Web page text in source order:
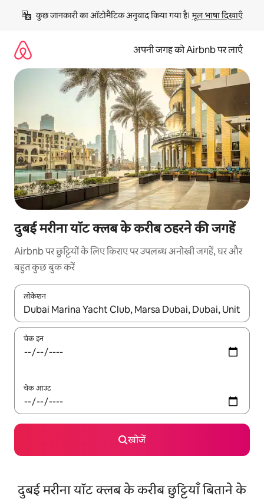
छोड़कर
कॉन्टेंट
कुछ जानकारी का ऑटोमैटिक अनुवाद किया गया है। मूल भाषा दिखाएँ
अपनी जगह को Airbnb पर लाएँ
दुबई मरीना यॉट क्लब के करीब ठहरने की जगहें
Airbnb पर छुट्टियों के लिए किराए पर उपलब्ध अनोखी जगहें, घर और
बहुत कुछ बुक करें
लोकेशन
नतीजों के उपलब्ध होने पर, अप और डाउन 'ऐरो की' का इस्तेमाल करके नेविगेट
चेक इन
चेक आउट
खोजें
दुबई मरीना यॉट क्लब के करीब छुट्टियाँ बिताने के